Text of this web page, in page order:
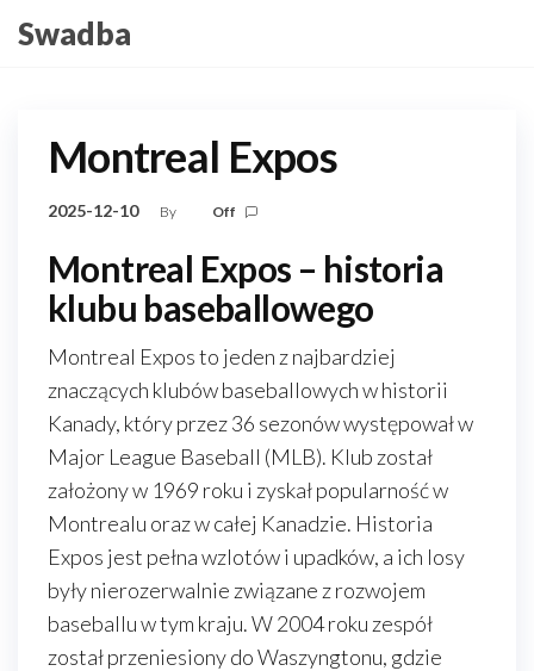
toSwadba
Montreal Expos
2025-12-10 By Off
Montreal Expos – historia
klubu baseballowego
Montreal Expos to jeden z najbardziej
znaczących klubów baseballowych w historii
Kanady, który przez 36 sezonów występował w
Major League Baseball (MLB). Klub został
założony w 1969 roku i zyskał popularność w
Montrealu oraz w całej Kanadzie. Historia
Expos jest pełna wzlotów i upadków, a ich losy
były nierozerwalnie związane z rozwojem
baseballu w tym kraju. W 2004 roku zespół
został przeniesiony do Waszyngtonu, gdzie